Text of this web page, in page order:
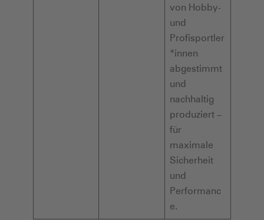
von Hobby-
und
Profisportler
*innen
abgestimmt
und
nachhaltig
produziert –
für
maximale
Sicherheit
und
Performanc
e.